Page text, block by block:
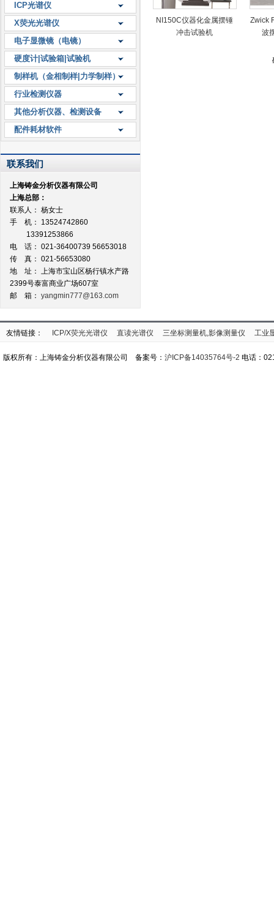
ICP光谱仪
X荧光光谱仪
电子显微镜（电镜）
硬度计|试验箱|试验机
制样机（金相制样|力学制样）
行业检测仪器
其他分析仪器、检测设备
配件耗材软件
联系我们
上海铸金分析仪器有限公司
上海总部：
联系人： 杨女士
手 机： 13524742860
13391253866
电 话： 021-36400739 56653018
传 真： 021-56653080
地 址： 上海市宝山区杨行镇水产路
2399号泰富商业广场607室
邮 箱： yangmin777@163.com
NI150C仪器化金属摆锤
冲击试验机
Zwick
波
友情链接： ICP/X荧光光谱仪 直读光谱仪 三坐标测量机,影像测量仪 工业
版权所有：上海铸金分析仪器有限公司 备案号： 沪ICP备14035764号-2 电话：